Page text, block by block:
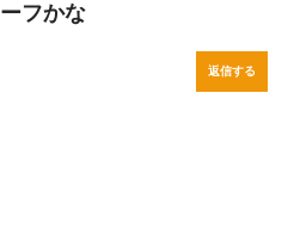
フかな
返信する